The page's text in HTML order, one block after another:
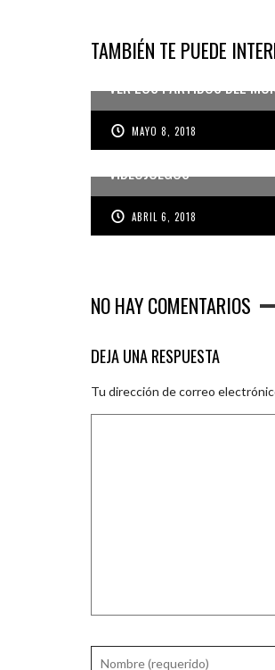
TAMBIÉN TE PUEDE
ACCESO A INTERNET SIN
VER LOS PARTIDOS DEL
MAYO 8, 2018
RAZER LANZA SU TIENDA
VIDEOJUEGOS
ABRIL 6, 2018
NO HAY COMENTARIOS
DEJA UNA RESPUESTA
Tu dirección de correo